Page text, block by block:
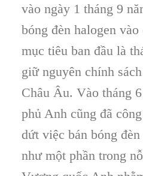
vào ngày 1 tháng 9
bóng đèn halogen
mục tiêu ban đầu là
giữ nguyên chính
Châu Âu. Vào tháng
phủ Anh cũng đã
dứt việc bán bóng
như một phần trong